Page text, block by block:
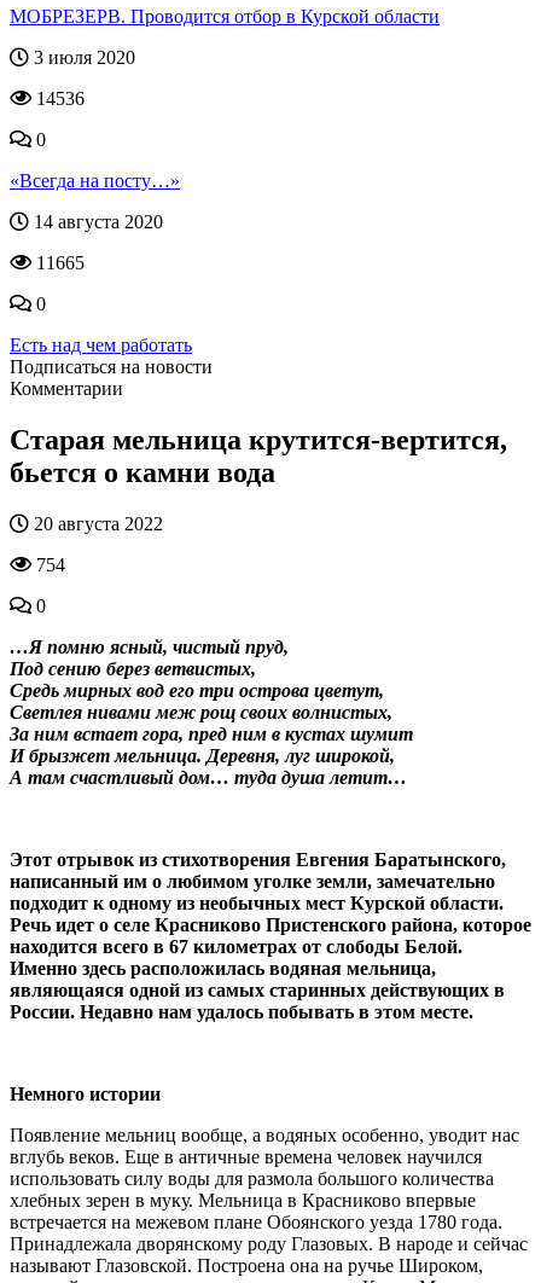
МОБРЕЗЕРВ. Проводится отбор в Курской области
3 июля 2020
14536
0
«Всегда на посту…»
14 августа 2020
11665
0
Есть над чем работать
Подписаться на новости
Комментарии
Старая мельница крутится-вертится,
бьется о камни вода
20 августа 2022
754
0
…Я помню ясный, чистый пруд,
Под сению берез ветвистых,
Средь мирных вод его три острова цветут,
Светлея нивами меж рощ своих волнистых,
За ним встает гора, пред ним в кустах шумит
И брызжет мельница. Деревня, луг широкой,
А там счастливый дом… туда душа летит…
Этот отрывок из стихотворения Евгения Баратынского,
написанный им о любимом уголке земли, замечательно
подходит к одному из необычных мест Курской области.
Речь идет о селе Красниково Пристенского района, которое
находится всего в 67 километрах от слободы Белой.
Именно здесь расположилась водяная мельница,
являющаяся одной из самых старинных действующих в
России. Недавно нам удалось побывать в этом месте.
Немного истории
Появление мельниц вообще, а водяных особенно, уводит нас
вглубь веков. Еще в античные времена человек научился
использовать силу воды для размола большого количества
хлебных зерен в муку. Мельница в Красниково впервые
встречается на межевом плане Обоянского уезда 1780 года.
Принадлежала дворянскому роду Глазовых. В народе и сейчас
называют Глазовской. Построена она на ручье Широком,